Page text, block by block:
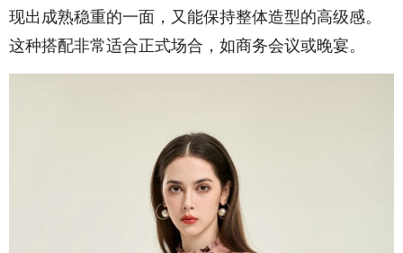
现出成熟稳重的一面，又能保持整体造型的高级感。
这种搭配非常适合正式场合，如商务会议或晚宴。